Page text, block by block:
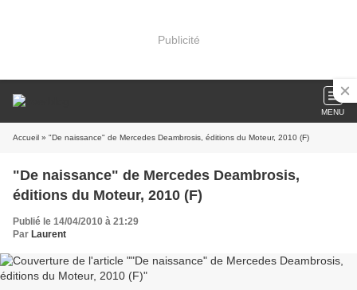
Publicité
MENU
Accueil » "De naissance" de Mercedes Deambrosis, éditions du Moteur, 2010 (F)
"De naissance" de Mercedes Deambrosis,
éditions du Moteur, 2010 (F)
Publié le 14/04/2010 à 21:29
Par Laurent